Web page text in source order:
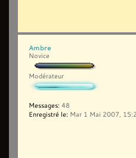
Ambre
Novice
Modérateur
Messages: 48
Enregistré le: Mar 1 Mai 2007,